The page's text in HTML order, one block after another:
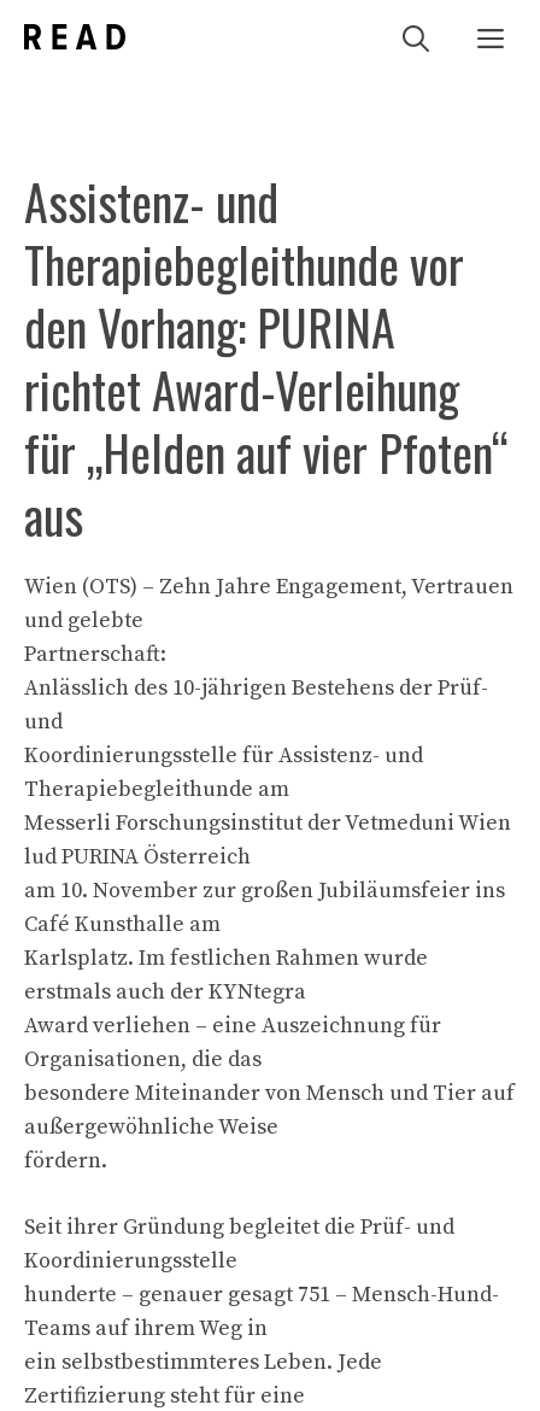
Inhalt
Assistenz- und
Therapiebegleithunde vor
den Vorhang: PURINA
richtet Award-Verleihung
für „Helden auf vier Pfoten“
aus
Wien (OTS) – Zehn Jahre Engagement, Vertrauen
und gelebte
Partnerschaft:
Anlässlich des 10-jährigen Bestehens der Prüf-
und
Koordinierungsstelle für Assistenz- und
Therapiebegleithunde am
Messerli Forschungsinstitut der Vetmeduni Wien
lud PURINA Österreich
am 10. November zur großen Jubiläumsfeier ins
Café Kunsthalle am
Karlsplatz. Im festlichen Rahmen wurde
erstmals auch der KYNtegra
Award verliehen – eine Auszeichnung für
Organisationen, die das
besondere Miteinander von Mensch und Tier auf
außergewöhnliche Weise
fördern.
Seit ihrer Gründung begleitet die Prüf- und
Koordinierungsstelle
hunderte – genauer gesagt 751 – Mensch-Hund-
Teams auf ihrem Weg in
ein selbstbestimmteres Leben. Jede
Zertifizierung steht für eine